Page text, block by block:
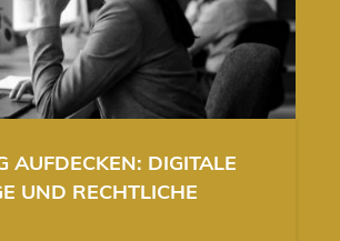
AUFDECKEN: DIGITALE
UND RECHTLICHE